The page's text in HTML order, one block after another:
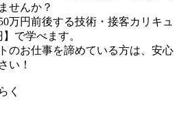
せんか？
万円前後する技術・接客カリキュ
で学べます。
のお仕事を諦めている方は、安心
い！
く